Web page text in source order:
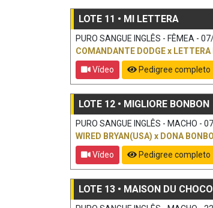
LOTE 11 • MI LETTERA
PURO SANGUE INGLÊS - FÊMEA -
COMANDANTE DODGEx
Vídeo
Pedigree completo
LOTE 12 • MIGLIORE BONBON
PURO SANGUE INGLÊS - MACHO -
WIRED BRYAN(USA) x DONA
Vídeo
Pedigree completo
LOTE 13 • MAISON DU